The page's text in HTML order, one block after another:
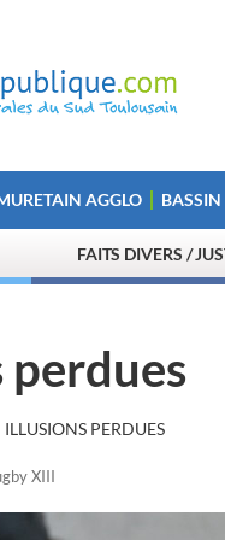
AGGLO
FAITS DIVERS /
ILLUSIONS PERDUES
XIII